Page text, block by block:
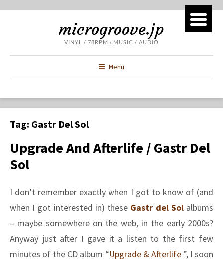
microgroove.jp
VINYL / 78RPM / MUSIC / AUDIO
Menu
Tag: Gastr Del Sol
Upgrade And Afterlife / Gastr Del
Sol
I don’t remember exactly when I got to know of (and
when I got interested in) these Gastr del Solalbums
– maybe somewhere on the web, in the early 2000s?
Anyway just after I gave it a listen to the first few
minutes of the CD album “Upgrade & Afterlife”, I soon